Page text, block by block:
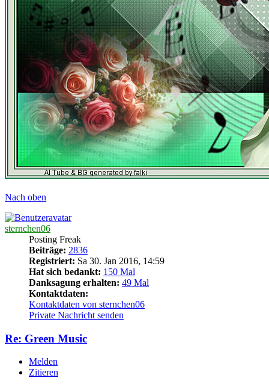
Nach oben
sternchen06
Posting Freak
Beiträge: 2836
Registriert: Sa 30. Jan 2016, 14:59
Hat sich bedankt: 150 Mal
Danksagung erhalten: 49 Mal
Kontaktdaten:
Kontaktdaten von sternchen06
Private Nachricht senden
Re: Green Music
Melden
Zitieren